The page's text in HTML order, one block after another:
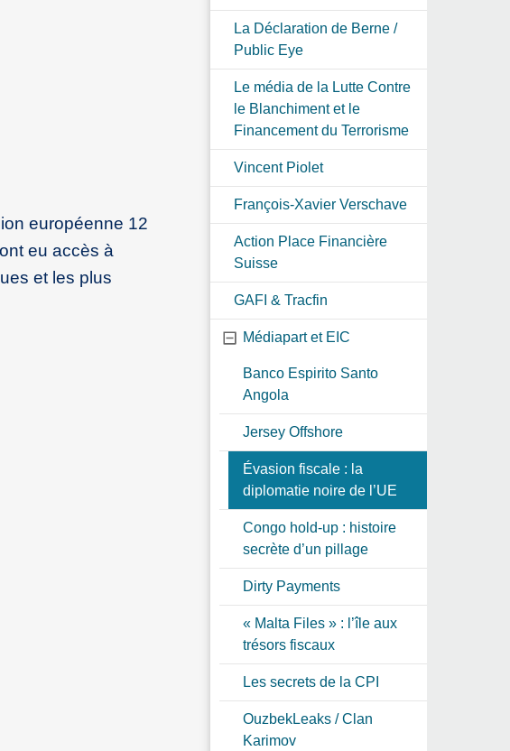
européenne 12
eu accès à
et les plus
La Déclaration de Berne /
Public Eye
Le média de la Lutte Contre
le Blanchiment et le
Financement du Terrorisme
Vincent Piolet
François-Xavier Verschave
Action Place Financière
Suisse
GAFI & Tracfin
Médiapart et EIC
Banco Espirito Santo
Angola
Jersey Offshore
Évasion fiscale : la
diplomatie noire de l’UE
Congo hold-up : histoire
secrète d’un pillage
Dirty Payments
« Malta Files » : l’île aux
trésors fiscaux
Les secrets de la CPI
OuzbekLeaks / Clan
Karimov